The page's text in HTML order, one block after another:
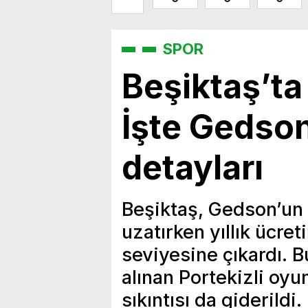
SPOR
İşte
detayları
Beşiktaş,
uzatırken yıllık
seviyesine çıkardı.
alınan Portekizli
sıkıntısı da giderildi.